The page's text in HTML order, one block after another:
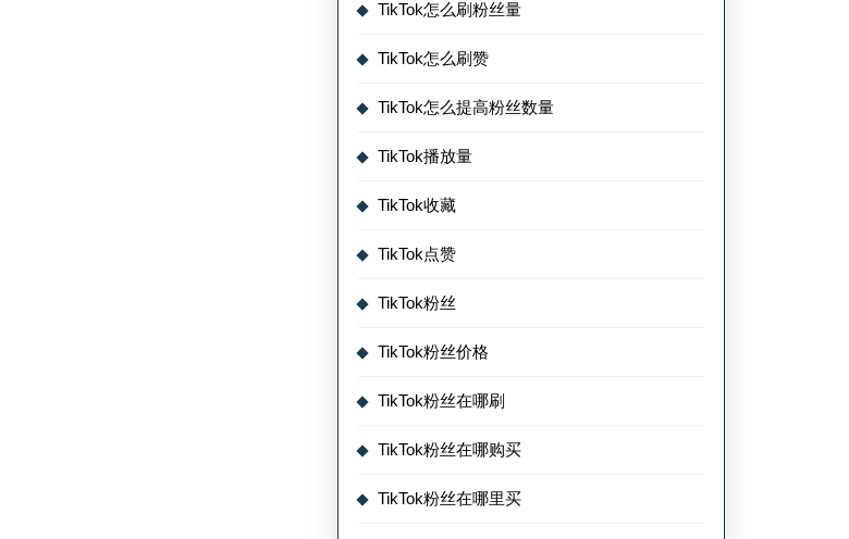
TikTok怎么刷粉丝量
TikTok怎么刷赞
TikTok怎么提高粉丝数量
TikTok播放量
TikTok收藏
TikTok点赞
TikTok粉丝
TikTok粉丝价格
TikTok粉丝在哪刷
TikTok粉丝在哪购买
TikTok粉丝在哪里买